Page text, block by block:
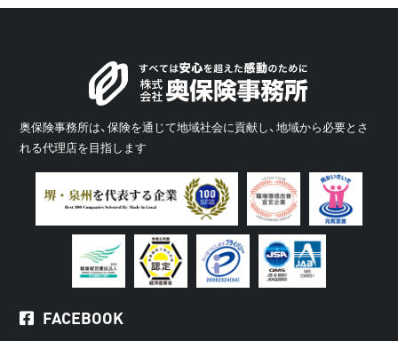
奥保険事務所は、保険を通じて地域社会に貢献し、地域から必要とさ
れる代理店を目指します
FACEBOOK